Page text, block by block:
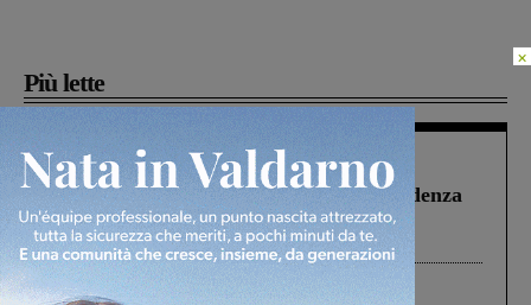
Più lette
Figline Incisa Valdarno 1 Agosto 2026
Piscina di Figline finanziata oltre la scadenza
Pnrr, il gruppo di Fratelli d’Italia: “Un
ringraziamento al Governo”
Cronaca 4 Agosto 2026
×